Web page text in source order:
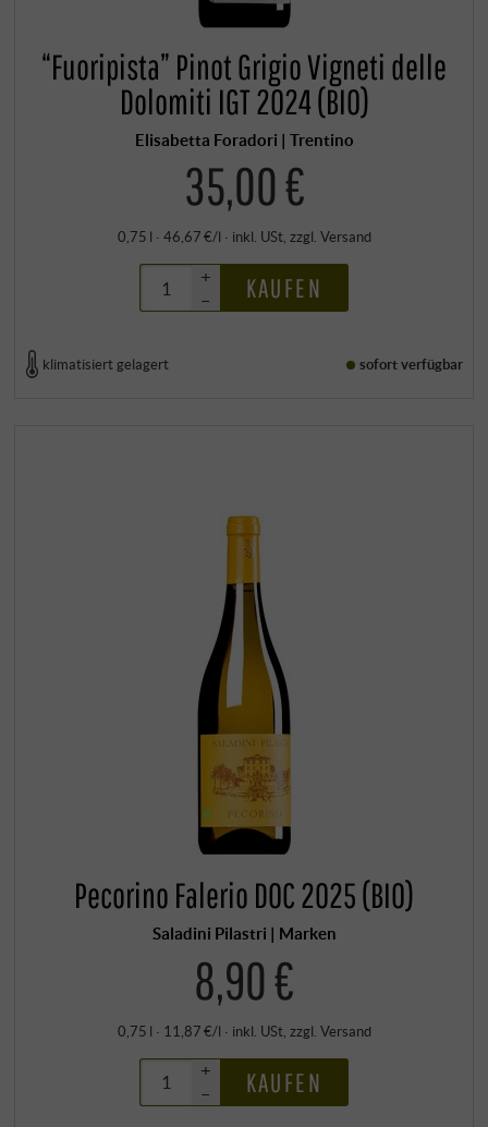
“Fuoripista” Pinot Grigio Vigneti delle
Dolomiti IGT 2024 (BIO)
Elisabetta Foradori | Trentino
35,00 €
0,75 l · 46,67 €/l · inkl. USt, zzgl. Versand
+
–
KAUFEN
klimatisiert gelagert sofort verfügbar
Pecorino Falerio DOC 2025 (BIO)
Saladini Pilastri | Marken
8,90 €
0,75 l · 11,87 €/l · inkl. USt, zzgl. Versand
+
–
KAUFEN